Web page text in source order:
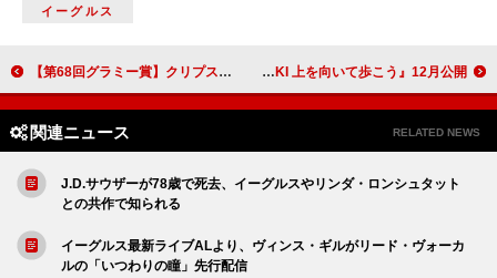
イーグルス
【第68回グラミー賞】クリプス＆ファレルのパフォーマンス決定 仲野太賀が坂本九 全米1位記録「上を向いて歩こう」誕生秘話に迫る『SUKIYAKI 上を向いて歩こう』12月公開
関連ニュース RELATED NEWS
J.D.サウザーが78歳で死去、イーグルスやリンダ・ロンシュタット
との共作で知られる
イーグルス最新ライブALより、ヴィンス・ギルがリード・ヴォーカ
ルの「いつわりの瞳」先行配信